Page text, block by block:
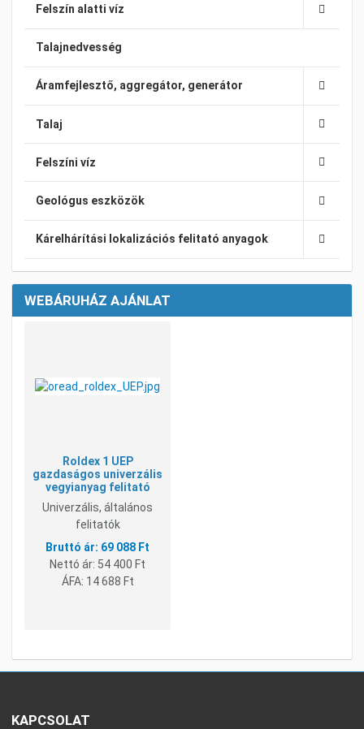
Felszín alatti víz
Talajnedvesség
Áramfejlesztő, aggregátor, generátor
Talaj
Felszíni víz
Geológus eszközök
Kárelhárítási lokalizációs felitató anyagok
WEBÁRUHÁZ AJÁNLAT
Roldex 1 UEP
gazdaságos univerzális
vegyianyag felitató
Univerzális, általános
felitatók
69 088 Ft
Nettó ár: 54 400 Ft
ÁFA: 14 688 Ft
KAPCSOLAT